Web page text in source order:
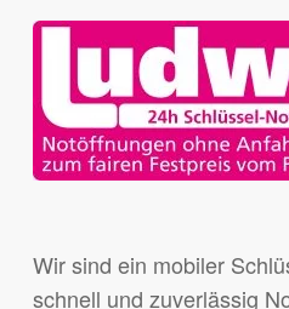
Wir sind ein mobiler
schnell und zuverlässig